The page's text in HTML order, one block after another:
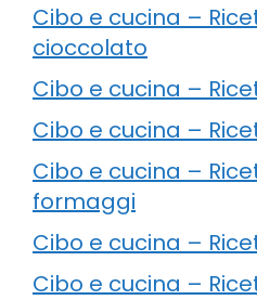
Cibo e cucina –
cioccolato
Cibo e cucina –
Cibo e cucina –
Cibo e cucina –
formaggi
Cibo e cucina –
Cibo e cucina –